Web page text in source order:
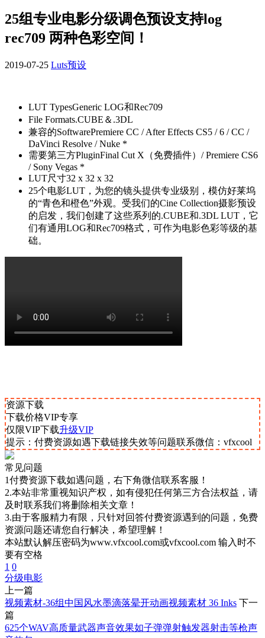
25组专业电影分级调色预设支持log
rec709 两种色彩空间！
2019-07-25 Luts预设
LUT TypesGeneric LOG和Rec709
File Formats.CUBE＆.3DL
兼容的SoftwarePremiere CC / After Effects CS5 / 6 / CC /
DaVinci Resolve / Nuke *
需要第三方PluginFinal Cut X（免费插件）/ Premiere CS6
/ Sony Vegas *
LUT尺寸32 x 32 x 32
25个电影LUT，为您的镜头提供专业级别，模仿好莱坞
的“青色和橙色”外观。受我们的Cine Collection摄影预设
的启发，我们创建了这些系列的.CUBE和.3DL LUT，它
们有通用LOG和Rec709格式，可作为电影色彩等级的基
础。
资源下载
下载价格VIP专享
仅限VIP下载升级VIP
提示：付费资源如遇下载链接失效等问题联系微信：vfxcool
常见问题
1付费资源下载如遇问题，右下角微信联系客服！
2.本站非常重视知识产权，如有侵犯任何第三方合法权益，请
及时联系我们将删除相关文章！
3.由于客服精力有限，只针对回答付费资源遇到的问题，免费
资源问题还请您自行解决，希望理解！
本站默认解压密码为www.vfxcool.com或vfxcool.com 输入时不
要有空格
1 0
分级电影
上一篇
视频素材-36组中国风水墨滴落晕开动画视频素材 36 Inks 下一
篇
625个WAV高质量武器声音效果如子弹弹射触发器射击等枪声